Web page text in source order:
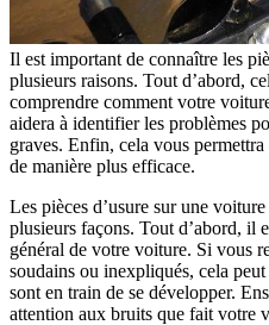
Il est important de connaître les
plusieurs raisons. Tout d’abord,
comprendre comment votre
aidera à identifier les problèmes
graves. Enfin, cela vous
de manière plus efficace.
Les pièces d’usure sur une
plusieurs façons. Tout d’abord, il
général de votre voiture. Si vous
soudains ou inexpliqués, cela
sont en train de se développer.
attention aux bruits que fait votre